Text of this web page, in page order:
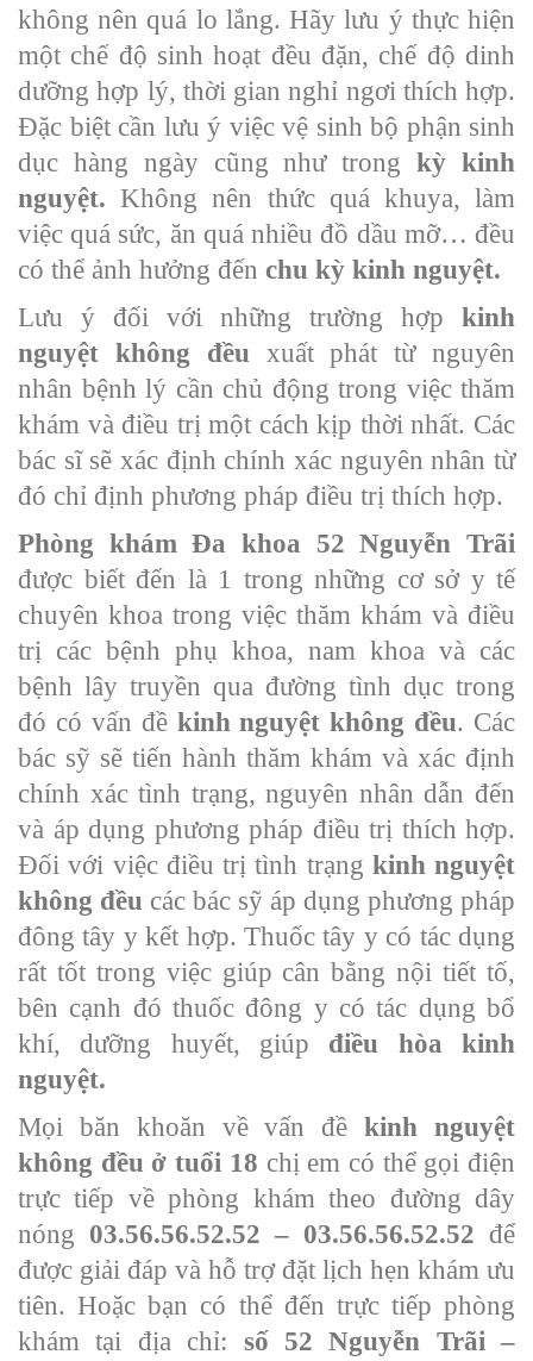
không nên quá lo lắng. Hãy lưu ý thực hiện
một chế độ sinh hoạt đều đặn, chế độ dinh
dưỡng hợp lý, thời gian nghỉ ngơi thích hợp.
Đặc biệt cần lưu ý việc vệ sinh bộ phận sinh
dục hàng ngày cũng như trongkỳ kinh
nguyệt. Không nên thức quá khuya, làm
việc quá sức, ăn quá nhiều đồ dầu mỡ… đều
có thể ảnh hưởng đến chu kỳ kinh nguyệt.
Lưu ý đối với những trường hợp kinh
nguyệt không đều xuất phát từ nguyên
nhân bệnh lý cần chủ động trong việc thăm
khám và điều trị một cách kịp thời nhất. Các
bác sĩ sẽ xác định chính xác nguyên nhân từ
đó chỉ định phương pháp điều trị thích hợp.
Phòng khám Đa khoa 52 Nguyễn Trãi
được biết đến là 1 trong những cơ sở y tế
chuyên khoa trong việc thăm khám và điều
trị các bệnh phụ khoa, nam khoa và các
bệnh lây truyền qua đường tình dục trong
đó có vấn đề kinh nguyệt không đều. Các
bác sỹ sẽ tiến hành thăm khám và xác định
chính xác tình trạng, nguyên nhân dẫn đến
và áp dụng phương pháp điều trị thích hợp.
Đối với việc điều trị tình trạng kinh nguyệt
không đều các bác sỹ áp dụng phương pháp
đông tây y kết hợp. Thuốc tây y có tác dụng
rất tốt trong việc giúp cân bằng nội tiết tố,
bên cạnh đó thuốc đông y có tác dụng bổ
khí, dưỡng huyết, giúp điều hòa kinh
nguyệt.
Mọi băn khoăn về vấn đềkinh nguyệt
không đều ở tuổi 18 chị em có thể gọi điện
trực tiếp về phòng khám theo đường dây
nóng 03.56.56.52.52 – 03.56.56.52.52 để
được giải đáp và hỗ trợ đặt lịch hẹn khám ưu
tiên. Hoặc bạn có thể đến trực tiếp phòng
khám tại địa chỉ: số 52 Nguyễn Trãi –